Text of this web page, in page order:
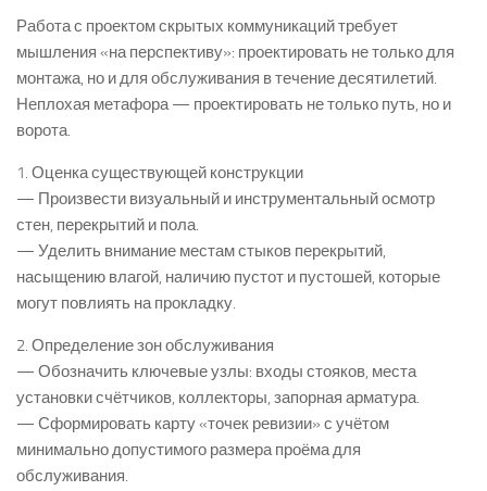
Работа с проектом скрытых коммуникаций требует
мышления «на перспективу»: проектировать не только для
монтажа, но и для обслуживания в течение десятилетий.
Неплохая метафора — проектировать не только путь, но и
ворота.
1. Оценка существующей конструкции
— Произвести визуальный и инструментальный осмотр
стен, перекрытий и пола.
— Уделить внимание местам стыков перекрытий,
насыщению влагой, наличию пустот и пустошей, которые
могут повлиять на прокладку.
2. Определение зон обслуживания
— Обозначить ключевые узлы: входы стояков, места
установки счётчиков, коллекторы, запорная арматура.
— Сформировать карту «точек ревизии» с учётом
минимально допустимого размера проёма для
обслуживания.